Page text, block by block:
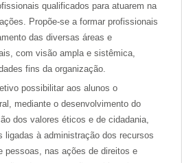
qualificados para atuarem na
Propõe-se a formar profissionais
das diversas áreas e
com visão ampla e sistêmica,
fins da organização.
possibilitar aos alunos o
mediante o desenvolvimento do
dos valores éticos e de cidadania,
ligadas à administração dos recursos
pessoas, nas ações de direitos e